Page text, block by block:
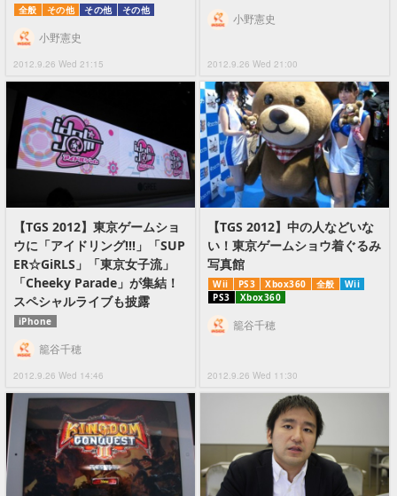
全般 その他 その他 その他
2012.9.26 Wed 21:15
小野憲史
2012.9.26 Wed 21:00
小野憲史
【TGS 2012】東京ゲームショ
ウに「アイドリング!!!」「SUP
ER☆GiRLS」「東京女子流」
「Cheeky Parade」が集結！
スペシャルライブも披露
iPhone
2012.9.26 Wed 14:46
籠谷千穂
【TGS 2012】中の人などいな
い！東京ゲームショウ着ぐるみ
写真館
Wii PS3 Xbox360 全般
Wii
PS3
Xbox360
2012.9.26 Wed 11:30
籠谷千穂